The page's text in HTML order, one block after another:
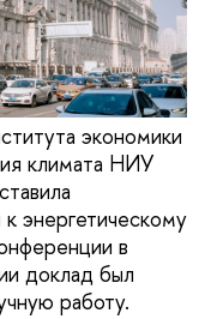
экономики
климата НИУ
энергетическому
в
доклад был
работу.